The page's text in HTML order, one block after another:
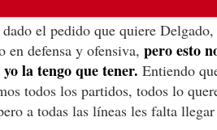
el pedido que quiere
en defensa y ofensiva, pero esto
la tengo que tener. Entiendo
todos los partidos, todos lo
a todas las líneas les falta